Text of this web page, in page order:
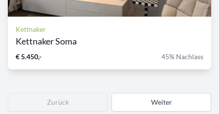
Kettnaker
Kettnaker Soma
€ 5.450,- 45% Nachlass
Zurück Weiter